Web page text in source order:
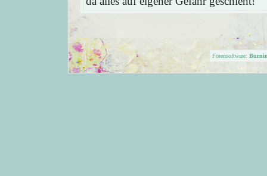
Forensoftware: